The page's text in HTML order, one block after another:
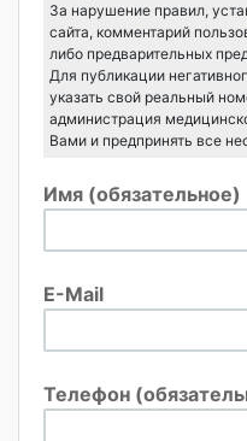
За нарушение правил,
сайта, комментарий
либо предварительных
Для публикации
указать свой реальный
администрация
Вами и предпринять все
Имя (обязательное)
E-Mail
Телефон